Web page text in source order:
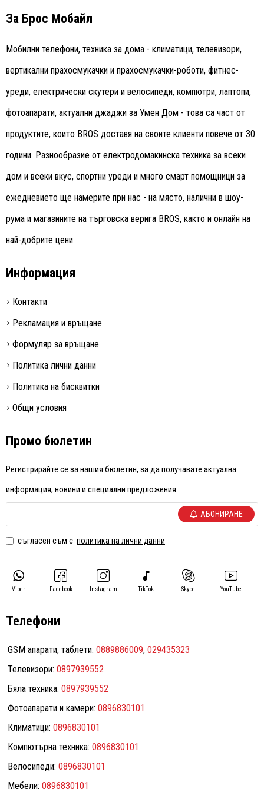
За Брос Мобайл
Мобилни телефони, техника за дома - климатици, телевизори,
вертикални прахосмукачки и прахосмукачки-роботи, фитнес-
уреди, електрически скутери и велосипеди, компютри, лаптопи,
фотоапарати, актуални джаджи за Умен Дом - това са част от
продуктите, които BROS доставя на своите клиенти повече от 30
години. Разнообразие от електродомакинска техника за всеки
дом и всеки вкус, спортни уреди и много смарт помощници за
ежедневието ще намерите при нас - на място, налични в шоу-
рума и магазините на търговска верига BROS, както и онлайн на
най-добрите цени.
Информация
Контакти
Рекламация и връщане
Формуляр за връщане
Политика лични данни
Политика на бисквитки
Общи условия
Промо бюлетин
Регистрирайте се за нашия бюлетин, за да получавате актуална
информация, новини и специални предложения.
АБОНИРАНЕ
съгласен съм с политика на лични данни
Viber Facebook Instagram TikTok Skype YouTube
Телефони
GSM апарати, таблети: 0889886009, 029435323
Телевизори: 0897939552
Бяла техника: 0897939552
Фотоапарати и камери: 0896830101
Климатици: 0896830101
Компютърна техника: 0896830101
Велосипеди: 0896830101
Мебели: 0896830101